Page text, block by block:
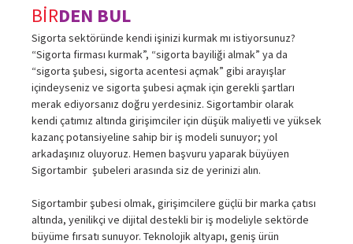
BİRDEN BUL
Sigorta sektöründe kendi işinizi kurmak mı istiyorsunuz?
“Sigorta firması kurmak”, “sigorta bayiliği almak” ya da
“sigorta şubesi, sigorta acentesi açmak” gibi arayışlar
içindeyseniz ve sigorta şubesi açmak için gerekli şartları
merak ediyorsanız doğru yerdesiniz. Sigortambir olarak
kendi çatımız altında girişimciler için düşük maliyetli ve yüksek
kazanç potansiyeline sahip bir iş modeli sunuyor; yol
arkadaşınız oluyoruz. Hemen başvuru yaparak büyüyen
Sigortambir şubeleri arasında siz de yerinizi alın.
Sigortambir şubesi olmak, girişimcilere güçlü bir marka çatısı
altında, yenilikçi ve dijital destekli bir iş modeliyle sektörde
büyüme fırsatı sunuyor. Teknolojik altyapı, geniş ürün